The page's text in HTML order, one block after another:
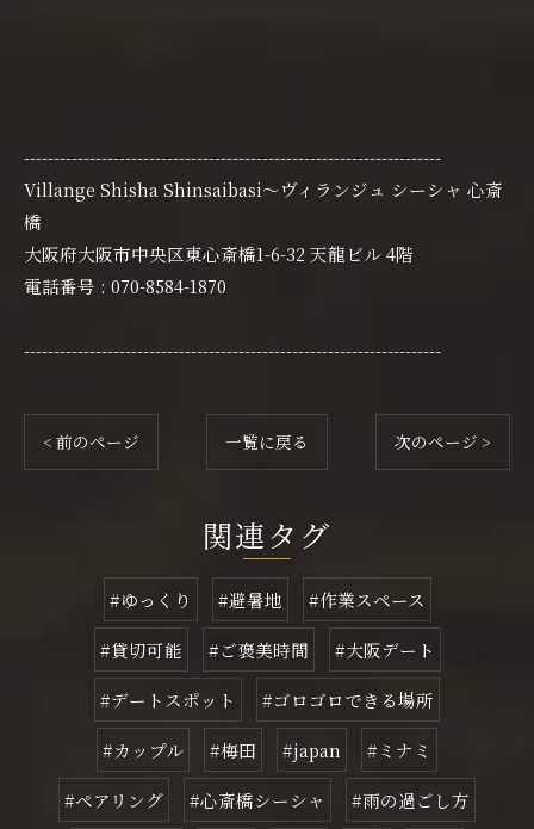
----------------------------------------------------------------------
Villange Shisha Shinsaibasi〜ヴィランジュ シーシャ 心斎
橋
大阪府大阪市中央区東心斎橋1-6-32 天龍ビル 4階
電話番号 : 070-8584-1870
----------------------------------------------------------------------
< 前のページ 一覧に戻る 次のページ >
関連タグ
#ゆっくり #避暑地
#作業スペース
#貸切可能
#ご褒美時間
#大阪デート
#デートスポット
#ゴロゴロできる場所
#カップル
#梅田 #japan
#ミナミ
#ペアリング
#心斎橋シーシャ
#雨の過ごし方